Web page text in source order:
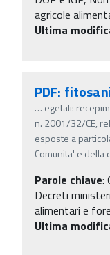
agricole
Ultima
PDF:
… egetali:
n. 2001/32/CE,
esposte a
Comunita' e della
Parole chiave:
Decreti
alimentari e
Ultima